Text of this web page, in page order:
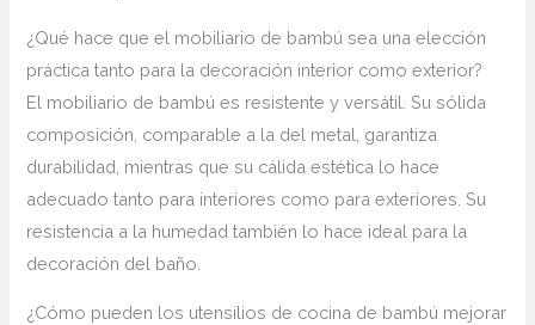
¿Qué hace que el mobiliario de bambú sea una elección
práctica tanto para la decoración interior como exterior?
El mobiliario de bambú es resistente y versátil. Su sólida
composición, comparable a la del metal, garantiza
durabilidad, mientras que su cálida estética lo hace
adecuado tanto para interiores como para exteriores. Su
resistencia a la humedad también lo hace ideal para la
decoración del baño.
¿Cómo pueden los utensilios de cocina de bambú mejorar